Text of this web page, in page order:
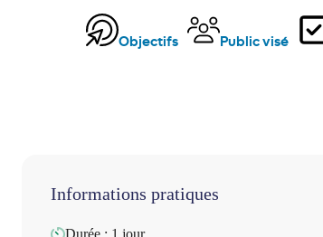
Objectifs Public visé
Informations pratiques
Durée : 1 jour